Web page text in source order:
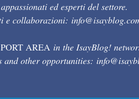
ed esperti del settore.
e collaborazioni:
AREA in the IsayBlog!
and other opportunities: